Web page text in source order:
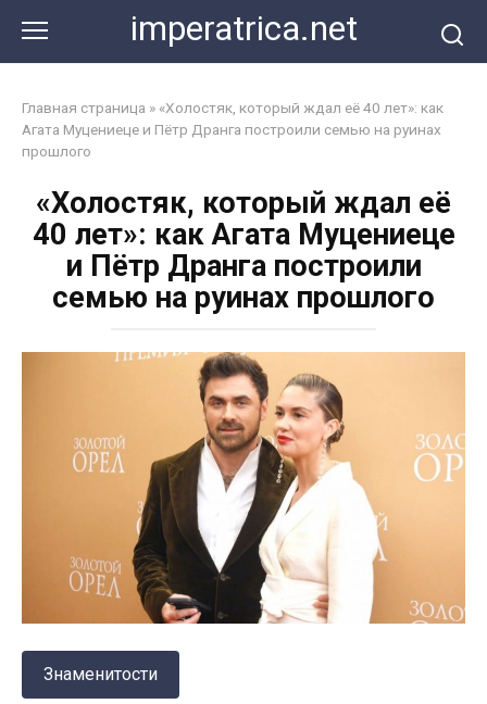
контенту
imperatrica.net
Главная страница » «Холостяк, который ждал её 40 лет»: как
Агата Муцениеце и Пётр Дранга построили семью на руинах
прошлого
«Холостяк, который ждал её
40 лет»: как Агата Муцениеце
и Пётр Дранга построили
семью на руинах прошлого
Знаменитости